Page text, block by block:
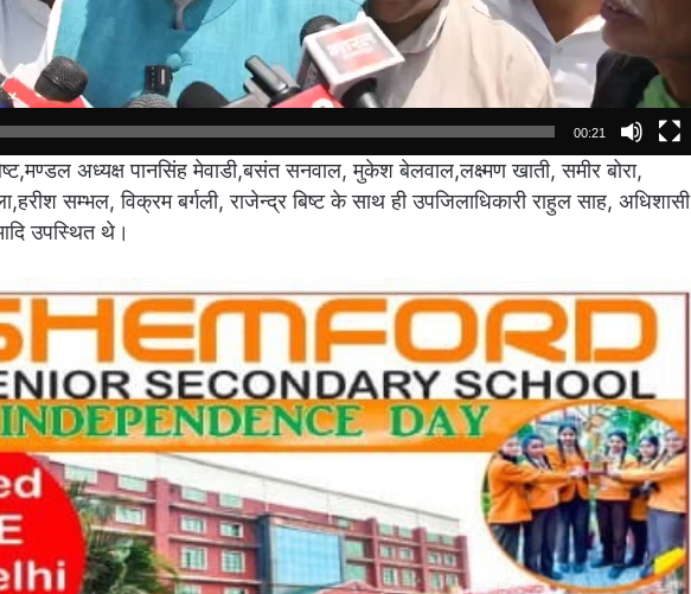
00:21
अध्यक्ष पानसिंह मेवाडी,बसंत सनवाल, मुकेश बेलवाल,लक्ष्मण खाती, समीर बोरा,
सम्भल, विक्रम बर्गली, राजेन्द्र बिष्ट के साथ ही उपजिलाधिकारी राहुल साह, अधिशासी
उपस्थित थे।